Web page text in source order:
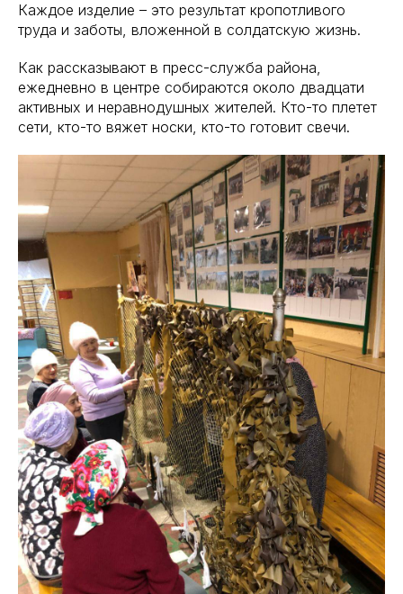
Каждое изделие – это результат кропотливого
труда и заботы, вложенной в солдатскую жизнь.
Как рассказывают в пресс-служба района,
ежедневно в центре собираются около двадцати
активных и неравнодушных жителей. Кто-то плетет
сети, кто-то вяжет носки, кто-то готовит свечи.